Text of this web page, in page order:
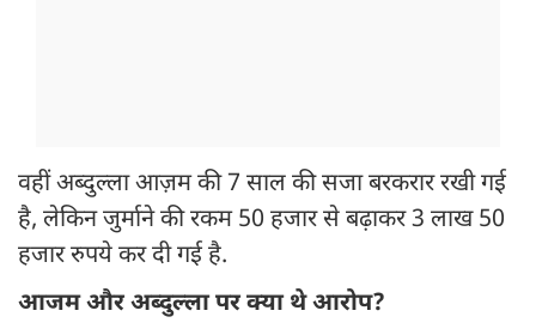
वहीं अब्दुल्ला आज़म की 7 साल की सजा बरकरार रखी गई
है, लेकिन जुर्माने की रकम 50 हजार से बढ़ाकर 3 लाख 50
हजार रुपये कर दी गई है.
आजम और अब्दुल्ला पर क्या थे आरोप?